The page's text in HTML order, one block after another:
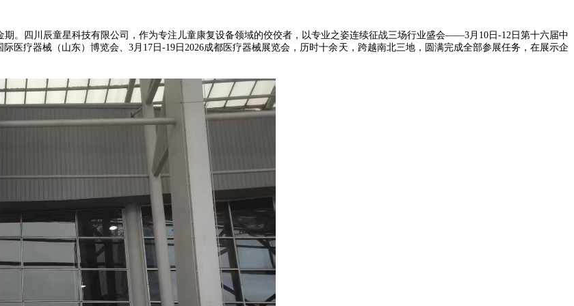
。四川辰童星科技有限公司，作为专注儿童康复设备领域的佼佼者，以专业之姿连续征战三场行业盛会——3月10日-12日第十六届中
医疗器械（山东）博览会、3月17日-19日2026成都医疗器械展览会，历时十余天，跨越南北三地，圆满完成全部参展任务，在展示企